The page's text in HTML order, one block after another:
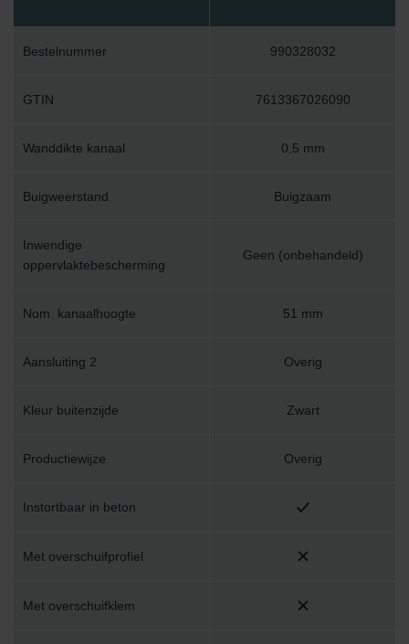
Bestelnummer 990328032
GTIN 7613367026090
Wanddikte kanaal 0.5 mm
Buigweerstand Buigzaam
Inwendige
oppervlaktebescherming
Geen (onbehandeld)
Nom. kanaalhoogte 51 mm
Aansluiting 2 Overig
Kleur buitenzijde Zwart
Productiewijze Overig
Instortbaar in beton
Met overschuifprofiel
Met overschuifklem